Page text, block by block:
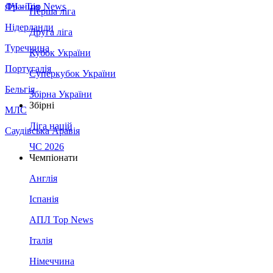
Франція
Нідерланди
Туреччина
Португалія
Бельгія
МЛС
Саудівська Аравія
ЛЧ - Top News
Перша ліга
Друга ліга
Кубок України
Суперкубок України
Збірна України
Збірні
Ліга націй
ЧС 2026
Чемпіонати
Англія
Іспанія
АПЛ Top News
Італія
Німеччина